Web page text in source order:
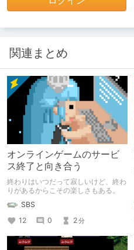
関連まとめ
オンラインゲームのサービ
ス終了と向き合う
終わりはいつだって寂しいけど、終わ
りがあるからこその楽しさもある。
SBS
12
0 2分